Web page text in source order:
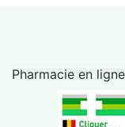
Pharmacie en